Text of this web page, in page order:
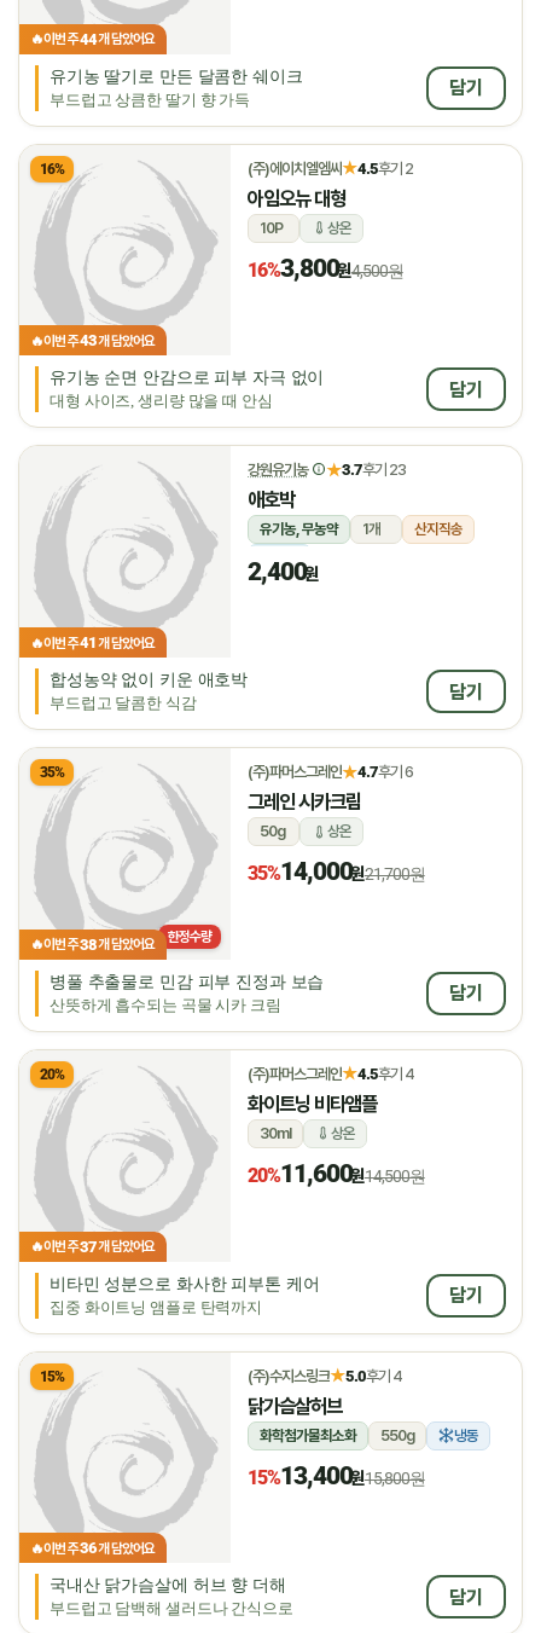
🔥이번 주44개 담았어요
유기농 딸기로 만든 달콤한 쉐이크
부드럽고 상큼한 딸기 향 가득
담기
16%
🔥이번 주43개 담았어요
(주)에이치엘엠씨★4.5후기 2
아임오뉴 대형
10P 상온
16%3,800원4,500원
유기농 순면 안감으로 피부 자극 없이
대형 사이즈, 생리량 많을 때 안심
담기
🔥이번 주41개 담았어요
강원유기농 ★3.7후기 23
애호박
유기농, 무농약 1개
산지직송
냉장
2,400원
합성농약 없이 키운 애호박
부드럽고 달콤한 식감
담기
35%
🔥이번 주38개 담았어요 한정수량
(주)파머스그레인★4.7후기 6
그레인 시카크림
50g 상온
35%14,000원21,700원
병풀 추출물로 민감 피부 진정과 보습
산뜻하게 흡수되는 곡물 시카 크림
담기
20%
🔥이번 주37개 담았어요
(주)파머스그레인★4.5후기 4
화이트닝 비타앰플
30ml 상온
20%11,600원14,500원
비타민 성분으로 화사한 피부톤 케어
집중 화이트닝 앰플로 탄력까지
담기
15%
🔥이번 주36개 담았어요
(주)수지스링크★5.0후기 4
닭가슴살허브
화학첨가물최소화 550g 냉동
15%13,400원15,800원
국내산 닭가슴살에 허브 향 더해
부드럽고 담백해 샐러드나 간식으로
담기